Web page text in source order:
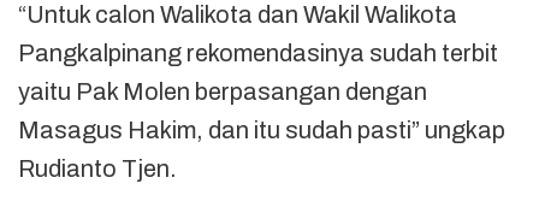
“Untuk calon Walikota dan Wakil Walikota
Pangkalpinang rekomendasinya sudah terbit
yaitu Pak Molen berpasangan dengan
Masagus Hakim, dan itu sudah pasti” ungkap
Rudianto Tjen.